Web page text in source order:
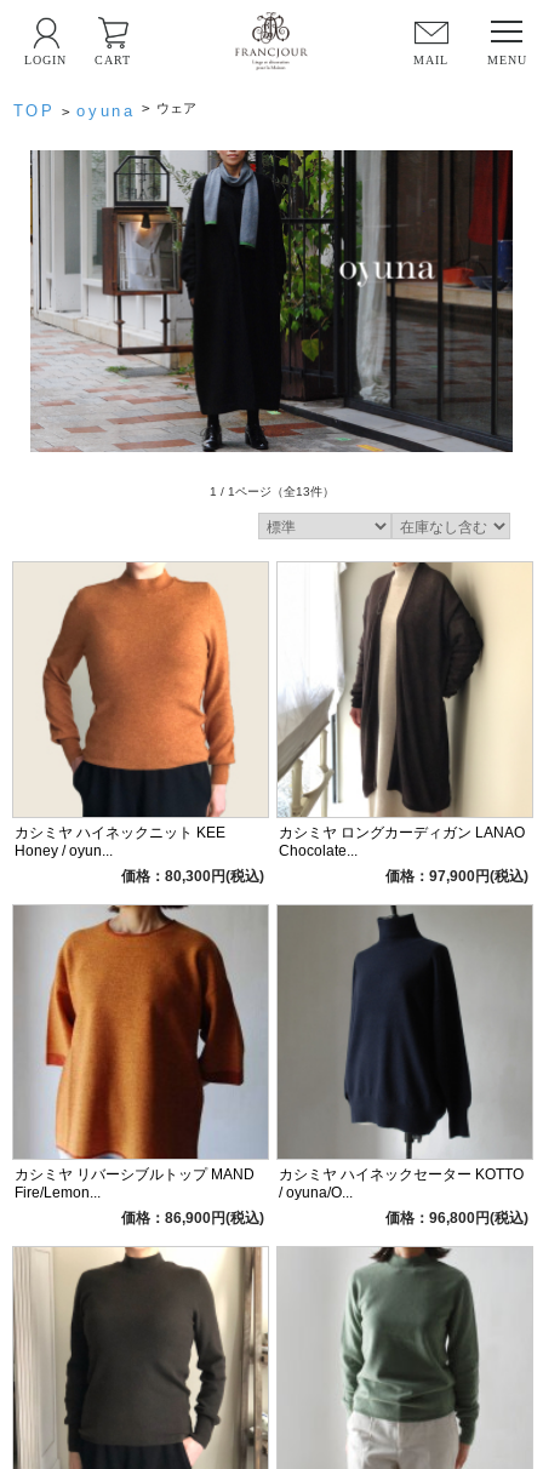
MAIL
LOGIN CART
TOP > oyuna > ウェア
1 / 1ページ （全13件）
カシミヤ ハイネックニット KEE
Honey / oyun...
価格：80,300円(税込)
カシミヤ ロングカーディガン LANAO
Chocolate...
価格：97,900円(税込)
カシミヤ リバーシブルトップ MAND
Fire/Lemon...
価格：86,900円(税込)
カシミヤ ハイネックセーター KOTTO
/ oyuna/O...
価格：96,800円(税込)